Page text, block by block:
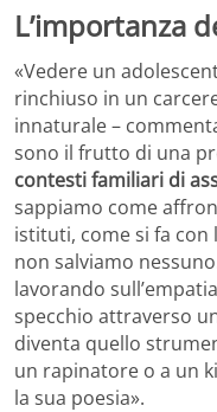
L’importanza
«Vedere un
rinchiuso in un
innaturale –
sono il frutto di una
contesti familiari di
sappiamo come
istituti, come si fa
non salviamo
lavorando
specchio attraverso
diventa quello
un rapinatore o a un
la sua poesia».